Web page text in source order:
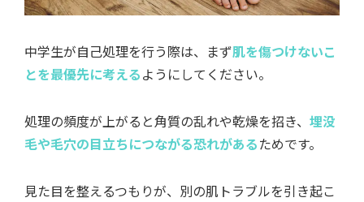
中学生が自己処理を行う際は、まず肌を傷つけないこ
とを最優先に考えるようにしてください。
処理の頻度が上がると角質の乱れや乾燥を招き、 埋没
毛や毛穴の目立ちにつながる恐れがあるためです。
見た目を整えるつもりが、別の肌トラブルを引き起こ